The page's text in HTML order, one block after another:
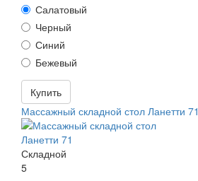
Салатовый
Черный
Синий
Бежевый
Купить
Массажный складной стол Ланетти 71
Складной
5